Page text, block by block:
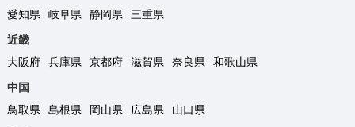
愛知県
岐阜県 静岡県
三重県
近畿
大阪府
兵庫県 京都府 滋賀県 奈良県
和歌山県
中国
鳥取県
島根県 岡山県 広島県
山口県